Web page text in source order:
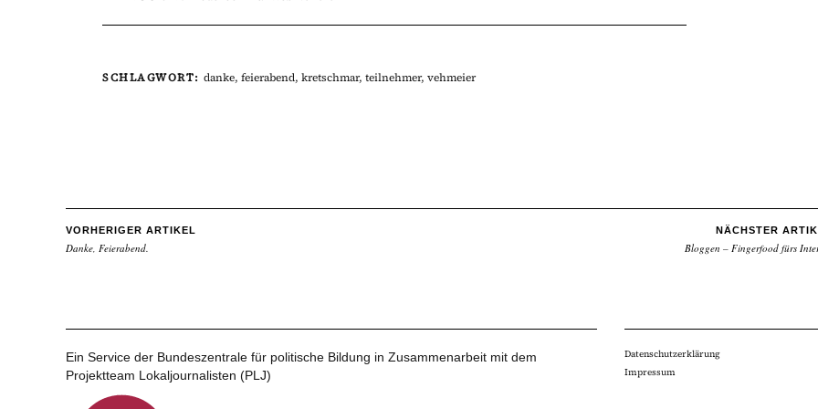
SCHLAGWORT: danke, feierabend, kretschmar, teilnehmer, vehmeier
VORHERIGER ARTIKEL
Danke, Feierabend.
NÄCHSTER
Bloggen – Fingerfood fürs
Ein Service der Bundeszentrale für politische Bildung in Zusammenarbeit mit dem
Projektteam Lokaljournalisten (PLJ)
Datenschutzerklärung
Impressum